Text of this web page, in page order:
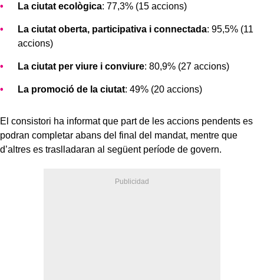
La ciutat ecològica: 77,3% (15 accions)
La ciutat oberta, participativa i connectada: 95,5% (11
accions)
La ciutat per viure i conviure: 80,9% (27 accions)
La promoció de la ciutat: 49% (20 accions)
El consistori ha informat que part de les accions pendents es
podran completar abans del final del mandat, mentre que
d’altres es traslladaran al següent període de govern.